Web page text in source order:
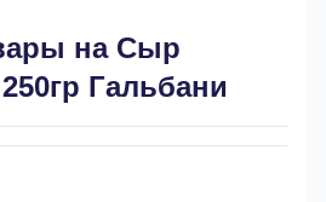
на Сыр
Гальбани